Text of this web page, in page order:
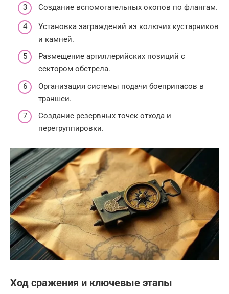
Создание вспомогательных окопов по флангам.
Установка заграждений из колючих кустарников
и камней.
Размещение артиллерийских позиций с
сектором обстрела.
Организация системы подачи боеприпасов в
траншеи.
Создание резервных точек отхода и
перегруппировки.
Ход сражения и ключевые этапы